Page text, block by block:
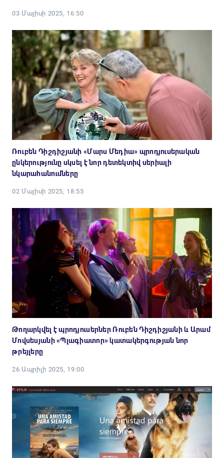
03 Մայիսի 2025, 16:50
Ռուբեն Դիշդիշյանի «Մարս Մեդիա» պրոդյուսերական
ընկերությունը սկսել է նոր դետեկտիվ սերիալի
նկարահանումները
02 Մայիսի 2025, 18:55
Թողարկվել է պրոդյուսերներ Ռուբեն Դիշդիշյանի և Արամ
Մովսեսյանի «Պլագիատոր» կատակերգության նոր
թրեյլերը
26 Ապրիլի 2025, 19:00